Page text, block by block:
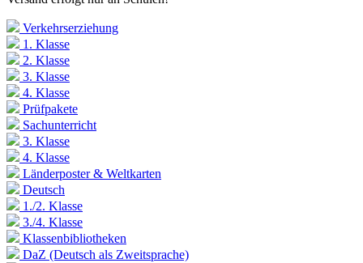
Verkehrserziehung
1. Klasse
2. Klasse
3. Klasse
4. Klasse
Prüfpakete
Sachunterricht
3. Klasse
4. Klasse
Länderposter & Weltkarten
Deutsch
1./2. Klasse
3./4. Klasse
Klassenbibliotheken
DaZ (Deutsch als Zweitsprache)